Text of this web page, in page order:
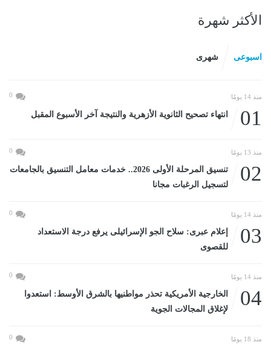
الأكثر شهرة
اسبوعى شهرى
منذ 14 يومًا 0
01 انتهاء تصحيح الثانوية الأزهرية والنتيجة آخر الأسبوع المقبل
منذ 13 يومًا 0
02
تنسيق المرحلة الأولى 2026.. خدمات معامل التنسيق بالجامعات
لتسجيل الرغبات مجانا
منذ 14 يومًا 0
03
إعلام عبرى: سلاح الجو الإسرائيلى يرفع درجة الاستعداد
للقصوى
منذ 14 يومًا 0
04
الخارجية الأمريكية تحذر مواطنيها بالشرق الأوسط: استعدوا
لإغلاق المجالات الجوية
منذ 18 يومًا 0